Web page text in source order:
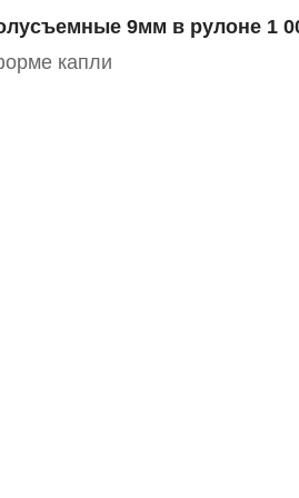
9мм в рулоне 1
капли